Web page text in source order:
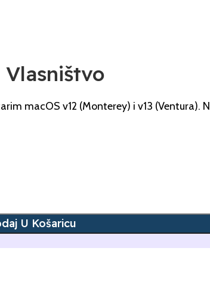
Vlasništvo
macOS v12 (Monterey) i v13 (Ventura).
U Košaricu